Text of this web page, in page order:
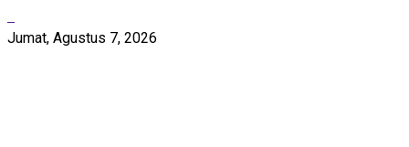
Jumat, Agustus 7, 2026